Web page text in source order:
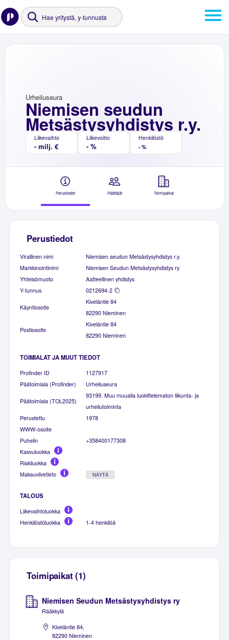
Niemisen seudun
Metsästysyhdistys r.y.
Urheiluseura
Liikevaihto
- milj. €
Liikevoitto
- %
Henkilöstö
- %
Perustiedot Päättäjät Toimipaikat
Perustiedot
Virallinen nimi
Niemisen seudun Metsästysyhdistys r.y.
Markkinointinimi
Niemisen Seudun Metsästysyhdistys ry
Yhteisömuoto
Aatteellinen yhdistys
Y-tunnus
0212694-2
Käyntiosoite
Kiveläntie 84
82290 Nieminen
Postiosoite
Kiveläntie 84
82290 Nieminen
TOIMIALAT JA MUUT TIEDOT
Profinder ID
1127917
Päätoimiala (Profinder)
Urheiluseura
Päätoimiala (TOL2025)
93199. Muu muualla luokittelematon liikunta- ja
urheilutoiminta
Perustettu
1978
WWW-osoite
Puhelin
+358400177308
Kasvuluokka
Riskiluokka
Maksuviivetieto
NÄYTÄ
TALOUS
Liikevaihtoluokka
Henkilöstöluokka
1-4 henkilöä
Toimipaikat (1)
Niemisen Seudun Metsästysyhdistys ry
Rääkkylä
Kiveläntie 84,
82290 Nieminen